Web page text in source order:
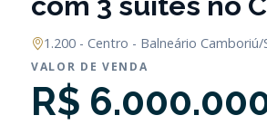
1.200 - Centro - Balneário Camboriú/
VALOR DE VENDA
R$